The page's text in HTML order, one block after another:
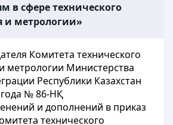
в сфере технического
и метрологии»
Комитета технического
метрологии Министерства
Республики Казахстан
года № 86-НҚ
и дополнений в приказ
технического